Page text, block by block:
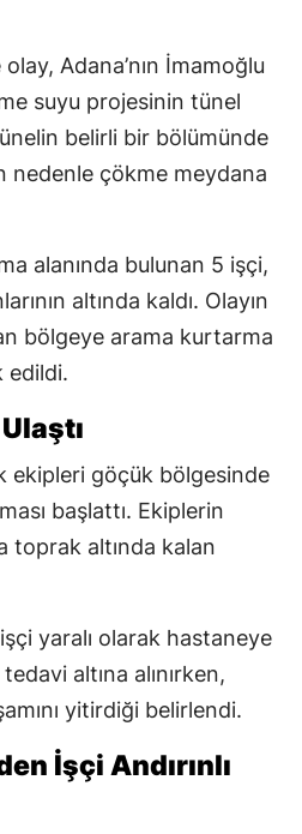
Adana’nın İmamoğlu
suyu projesinin tünel
belirli bir bölümünde
nedenle çökme meydana
alanında bulunan 5 işçi,
altında kaldı. Olayın
bölgeye arama kurtarma
edildi.
ekipleri göçük bölgesinde
başlattı. Ekiplerin
toprak altında kalan
yaralı olarak hastaneye
tedavi altına alınırken,
yitirdiği belirlendi.
İşçi Andırınlı